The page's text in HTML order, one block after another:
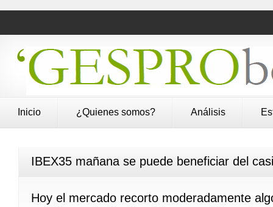
Inicio ¿Quienes somos? Análisis
IBEX35 mañana se puede beneficiar del
Hoy el mercado recorto moderadamente